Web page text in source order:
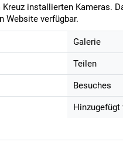
installierten Kameras.
Website verfügbar.
Galerie
Teilen
Besuches
Hinzugefügt